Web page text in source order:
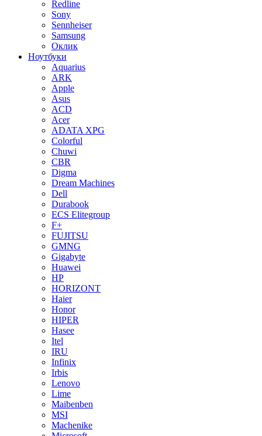
Redline
Sony
Sennheiser
Samsung
Оклик
Ноутбуки
Aquarius
ARK
Apple
Asus
ACD
Acer
ADATA XPG
Colorful
Chuwi
CBR
Digma
Dream Machines
Dell
Durabook
ECS Elitegroup
F+
FUJITSU
GMNG
Gigabyte
Huawei
HP
HORIZONT
Haier
Honor
HIPER
Hasee
Itel
IRU
Infinix
Irbis
Lenovo
Lime
Maibenben
MSI
Machenike